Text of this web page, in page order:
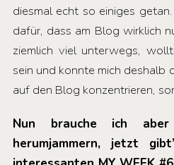
diesmal echt so einiges
dafür, dass am Blog wirklich
ziemlich viel unterwegs,
sein und konnte mich deshalb
auf den Blog konzentrieren,
Nun brauche ich
herumjammern, jetzt